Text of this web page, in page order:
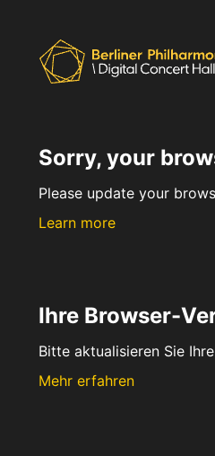
Sorry, your
Please update your
Learn more
Ihre Browser-
Bitte aktualisieren Sie
Mehr erfahren